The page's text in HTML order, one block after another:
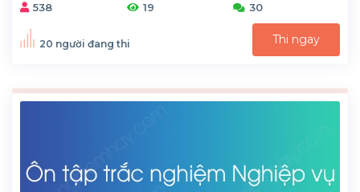
538 19 30
20 người đang thi Thi ngay